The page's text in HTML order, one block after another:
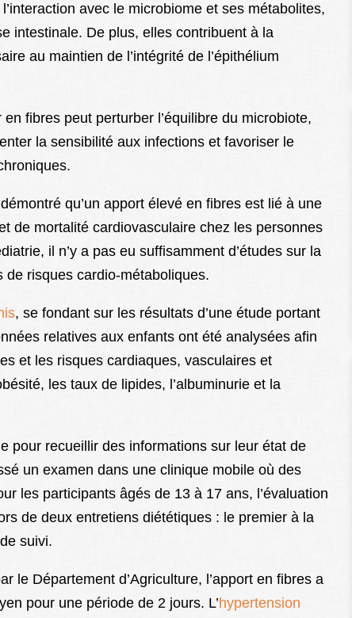
avec le microbiome et ses métabolites,
intestinale. De plus, elles contribuent à la
au maintien de l’intégrité de l’épithélium
fibres peut perturber l’équilibre du microbiote,
la sensibilité aux infections et favoriser le
qu’un apport élevé en fibres est lié à une
de mortalité cardiovasculaire chez les personnes
il n’y a pas eu suffisamment d’études sur la
de risques cardio-métaboliques.
, se fondant sur les résultats d’une étude portant
relatives aux enfants ont été analysées afin
et les risques cardiaques, vasculaires et
les taux de lipides, l’albuminurie et la
pour recueillir des informations sur leur état de
un examen dans une clinique mobile où des
les participants âgés de 13 à 17 ans, l’évaluation
de deux entretiens diététiques : le premier à la
suivi.
le Département d’Agriculture, l’apport en fibres a
pour une période de 2 jours. L’hypertension